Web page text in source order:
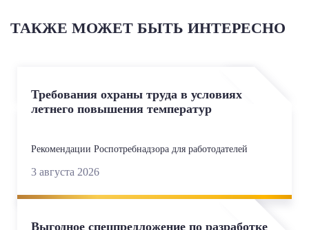
ТАКЖЕ МОЖЕТ БЫТЬ ИНТЕРЕСНО
Требования охраны труда в условиях
летнего повышения температур
Рекомендации Роспотребнадзора для работодателей
3 августа 2026
Выгодное спецпредложение по разработке